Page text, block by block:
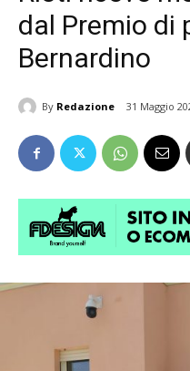
dal Premio di
Bernardino
By Redazione 31 Maggio